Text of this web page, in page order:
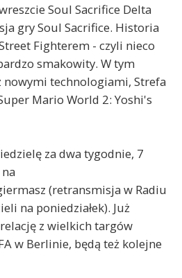
Soul Sacrifice Delta
gry Soul Sacrifice. Historia
Fighterem - czyli nieco
smakowity. W tym
nowymi technologiami, Strefa
Mario World 2: Yoshi's
za dwa tygodnie, 7
(retransmisja w Radiu
na poniedziałek). Już
z wielkich targów
w Berlinie, będą też kolejne